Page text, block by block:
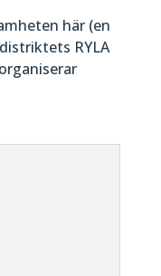
här (en
RYLA